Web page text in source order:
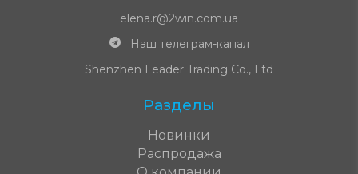
elena.r@2win.com.ua
Наш телеграм-канал
Shenzhen Leader Trading Co., Ltd
Разделы
Новинки
Распродажа